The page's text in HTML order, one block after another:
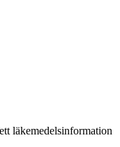
läkemedelsinformation